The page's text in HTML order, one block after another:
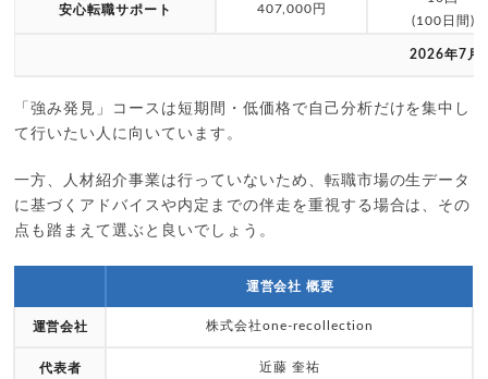
安心転職サポート 407,000円
(100日間)
2026年7月
「強み発見」コースは短期間・低価格で自己分析だけを集中し
て行いたい人に向いています。
一方、人材紹介事業は行っていないため、転職市場の生データ
に基づくアドバイスや内定までの伴走を重視する場合は、その
点も踏まえて選ぶと良いでしょう。
運営会社 概要
運営会社 株式会社one-recollection
代表者 近藤 奎祐